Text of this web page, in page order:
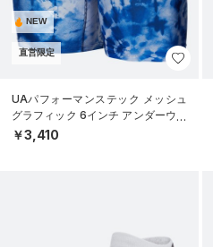
NEW
直営限定
UAパフォーマンステック メッシュ
グラフィック 6インチ アンダーウェ
ア（トレーニング/MEN）
￥3,410